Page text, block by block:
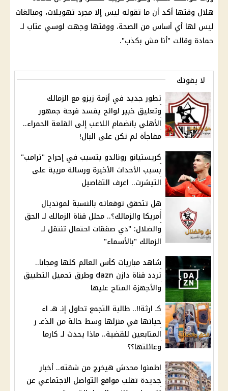
هلال وقتها أكد أن ما تقوله ليس إلا مجرد تهويلات، ومبالغات
ليس لها أي أساس من الصحة، ووقتها وجهت لوسي عتاب لـ
حمادة وقالت "أنا مش بكذب".
لا يفوتك
تطور جديد في أزمة زيزو مع الزمالك
وتعليق خبير لوائح يفسد فرحة جمهور
الأهلي بانضمام اللاعب إلى القلعة الحمراء..
مفاجأة لم تكن على البال!
كريستيانو رونالدو يتسبب في إحراج "ترامب"
بسبب الأحداث الأخيرة ورسالة مريبة على
التيشرت.. اعرف التفاصيل
هل تتحقق توقعاته بالنسبة لمونديال
أمريكا والزمالك؟.. محلل قناة الزمالك لـ الحق
والضلال: "دي صفقات احتمال تنتقل لـ
الزمالك "بالأسماء"
شاهد مباريات كأس العالم كلها ومجانا..
تردد قناة دازن dazn وطرق تحميل التطبيق
والأجهزة المتاح عليها
كـ ارثة!!.. طالبة التجمع تحاول إنـ هـ اء
حياتها في منزلها وسط حالة من الذعـ ر
المتابعين للقضية.. ماذا يحدث لـ كارما
وعائلتها؟؟
اطمنوا محدش هيخرج من شقته.. أخبار
جديدة تقلب مواقع التواصل الاجتماعي عن